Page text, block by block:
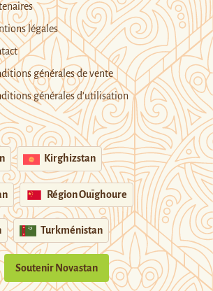
légales
générales de vente
générales d’utilisation
Kirghizstan
Région Ouïghoure
Turkménistan
Soutenir Novastan